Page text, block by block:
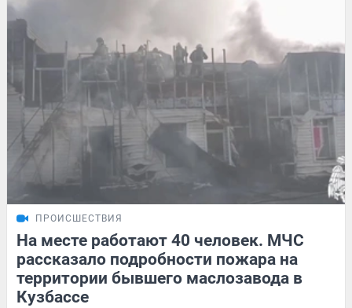
ПРОИСШЕСТВИЯ
На месте работают 40 человек. МЧС
рассказало подробности пожара на
территории бывшего маслозавода в
Кузбассе